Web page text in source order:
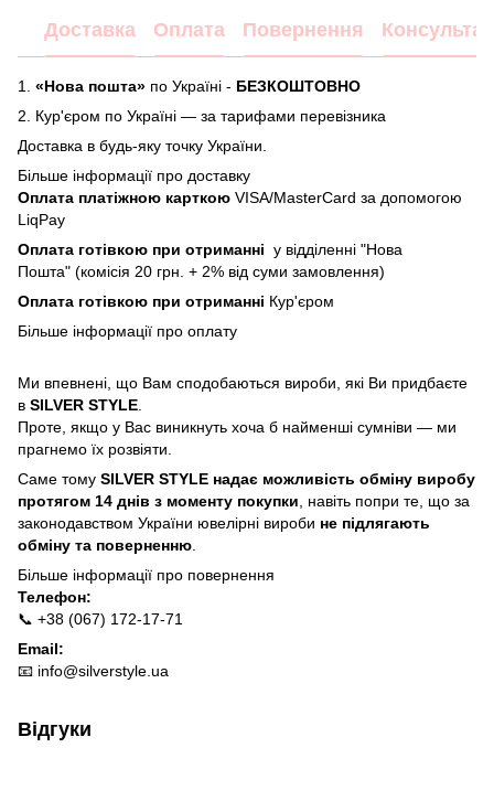
Доставка Оплата Повернення
1. «Нова пошта» по Україні - БЕЗКОШТОВНО
2.
Кур'єром по Україні — за тарифами перевізника
Доставка в будь-яку точку України.
Більше інформації про доставку
Оплата платіжною карткою VISA/MasterCard за допомогою
LiqPay
Оплата готівкою при отриманні у відділенні "Нова
Пошта" (комісія 20 грн. + 2% від суми замовлення)
Оплата готівкою при отриманні Кур'єром
Більше інформації про оплату
Ми впевнені, що Вам сподобаються вироби, які Ви придбаєте
в SILVER STYLE
Проте, якщо у Вас виникнуть хоча б найменші сумніви — ми
прагнемо їх розвіяти.
Саме тому SILVER STYLE надає можливість обміну виробу
протягом 14 днів з моменту покупки , навіть попри те, що за
законодавством України ювелірні вироби не підлягають
обміну та поверненню
Більше інформації про повернення
Телефон:
📞 +38 (067) 172-17-71
Email:
📧 info@silverstyle.ua
Відгуки